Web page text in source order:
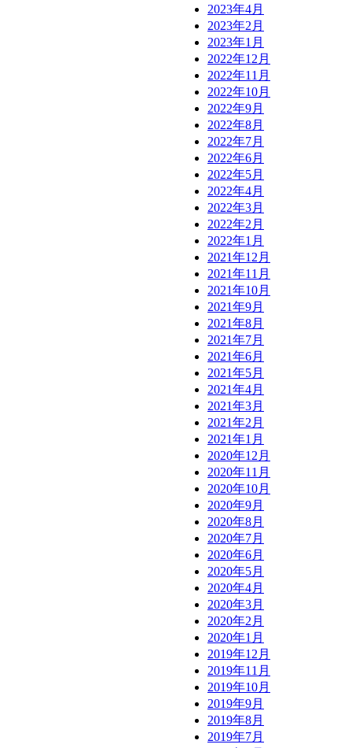
2023年4月
2023年2月
2023年1月
2022年12月
2022年11月
2022年10月
2022年9月
2022年8月
2022年7月
2022年6月
2022年5月
2022年4月
2022年3月
2022年2月
2022年1月
2021年12月
2021年11月
2021年10月
2021年9月
2021年8月
2021年7月
2021年6月
2021年5月
2021年4月
2021年3月
2021年2月
2021年1月
2020年12月
2020年11月
2020年10月
2020年9月
2020年8月
2020年7月
2020年6月
2020年5月
2020年4月
2020年3月
2020年2月
2020年1月
2019年12月
2019年11月
2019年10月
2019年9月
2019年8月
2019年7月